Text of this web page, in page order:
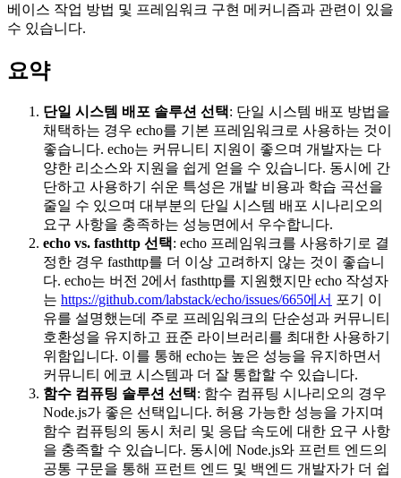
베이스 작업 방법 및 프레임워크 구현 메커니즘과 관련이 있을
수 있습니다.
요약
단일 시스템 배포 솔루션 선택: 단일 시스템 배포 방법을
채택하는 경우 echo를 기본 프레임워크로 사용하는 것이
좋습니다. echo는 커뮤니티 지원이 좋으며 개발자는 다
양한 리소스와 지원을 쉽게 얻을 수 있습니다. 동시에 간
단하고 사용하기 쉬운 특성은 개발 비용과 학습 곡선을
줄일 수 있으며 대부분의 단일 시스템 배포 시나리오의
요구 사항을 충족하는 성능면에서 우수합니다.
echo vs. fasthttp 선택: echo 프레임워크를 사용하기로 결
정한 경우 fasthttp를 더 이상 고려하지 않는 것이 좋습니
다. echo는 버전 2에서 fasthttp를 지원했지만 echo 작성자
는 https://github.com/labstack/echo/issues/665에서 포기 이
유를 설명했는데 주로 프레임워크의 단순성과 커뮤니티
호환성을 유지하고 표준 라이브러리를 최대한 사용하기
위함입니다. 이를 통해 echo는 높은 성능을 유지하면서
커뮤니티 에코 시스템과 더 잘 통합할 수 있습니다.
함수 컴퓨팅 솔루션 선택: 함수 컴퓨팅 시나리오의 경우
Node.js가 좋은 선택입니다. 허용 가능한 성능을 가지며
함수 컴퓨팅의 동시 처리 및 응답 속도에 대한 요구 사항
을 충족할 수 있습니다. 동시에 Node.js와 프런트 엔드의
공통 구문을 통해 프런트 엔드 및 백엔드 개발자가 더 쉽